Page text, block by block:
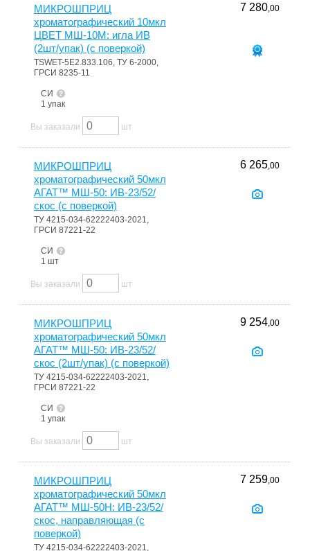
МИКРОШПРИЦ
хроматографический 10мкл
ЦВЕТ МШ-10М: игла ИВ
(2шт/упак) (с поверкой)
TSWET-5Е2.833.106, ТУ 6-2000,
ГРСИ 8235-11
СИ
1 упак
7 280,00
Вы заказали шт
МИКРОШПРИЦ
хроматографический 50мкл
АГАТ™ МШ-50: ИВ-23/52/
скос (с поверкой)
ТУ 4215-034-62222403-2021,
ГРСИ 87221-22
СИ
1 шт
6 265,00
Вы заказали шт
МИКРОШПРИЦ
хроматографический 50мкл
АГАТ™ МШ-50: ИВ-23/52/
скос (2шт/упак) (с поверкой)
ТУ 4215-034-62222403-2021,
ГРСИ 87221-22
СИ
1 упак
9 254,00
Вы заказали шт
МИКРОШПРИЦ
хроматографический 50мкл
АГАТ™ МШ-50Н: ИВ-23/52/
скос, направляющая (с
поверкой)
ТУ 4215-034-62222403-2021,
7 259,00